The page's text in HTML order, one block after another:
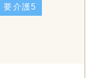
要介護5